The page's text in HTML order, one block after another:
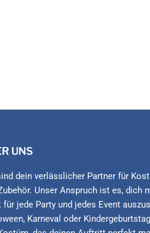
UNS
dein verlässlicher Partner für
Unser Anspruch ist es, dich
für jede Party und jedes Event
Karneval oder